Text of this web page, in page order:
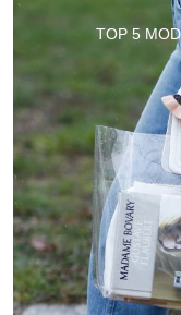
TOP 5